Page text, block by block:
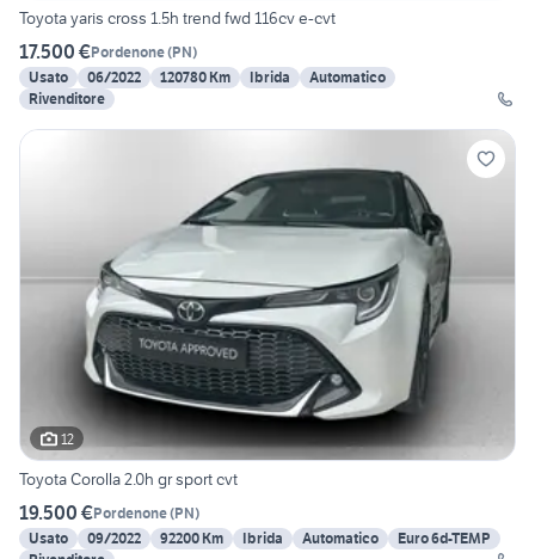
Toyota yaris cross 1.5h trend fwd 116cv e-cvt
17.500 €Pordenone(PN)
Usato
06/2022 120780 Km Ibrida
Automatico
Rivenditore
12
Toyota Corolla 2.0h gr sport cvt
19.500 €Pordenone(PN)
Usato
09/2022 92200 Km Ibrida Automatico
Euro 6d-TEMP